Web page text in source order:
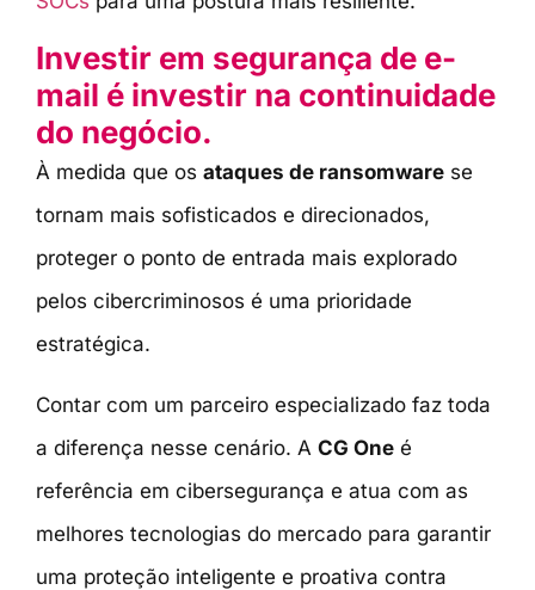
Investir em segurança de e-
mail é investir na continuidade
do negócio.
À medida que os ataques de ransomware se
tornam mais sofisticados e direcionados,
proteger o ponto de entrada mais explorado
pelos cibercriminosos é uma prioridade
estratégica.
Contar com um parceiro especializado faz toda
a diferença nesse cenário. A CG One é
referência em cibersegurança e atua com as
melhores tecnologias do mercado para garantir
uma proteção inteligente e proativa contra